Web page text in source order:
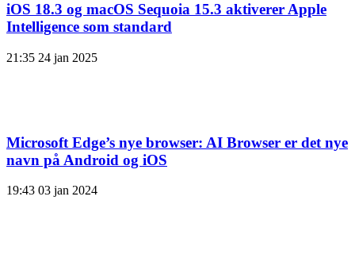
iOS 18.3 og macOS Sequoia 15.3 aktiverer Apple
Intelligence som standard
21:35 24 jan 2025
Microsoft Edge’s nye browser: AI Browser er det nye
navn på Android og iOS
19:43 03 jan 2024